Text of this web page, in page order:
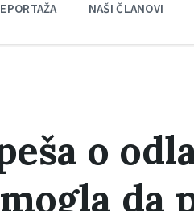
NAŠI ČLANOVI
o
da